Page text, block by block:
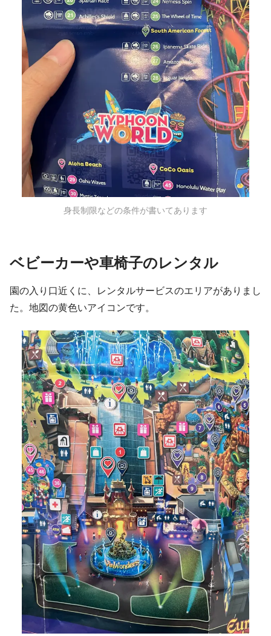
身長制限などの条件が書いてあります
ベビーカーや車椅子のレンタル
園の入り口近くに、レンタルサービスのエリアがありまし
た。地図の黄色いアイコンです。